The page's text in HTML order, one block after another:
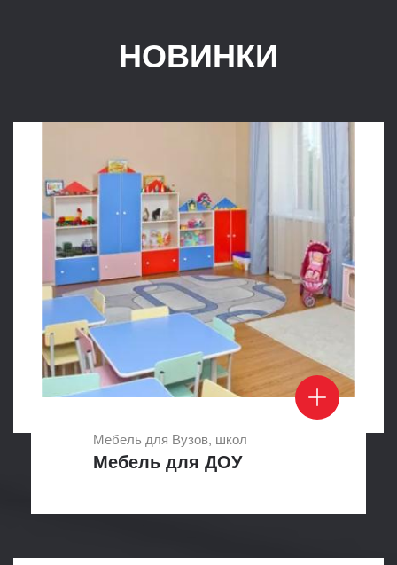
НОВИНКИ
Мебель для Вузов, школ
Мебель для ДОУ